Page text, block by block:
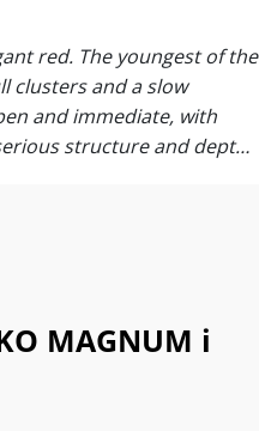
red. The youngest of the
clusters and a slow
and immediate, with
structure and depth,
MAGNUM i